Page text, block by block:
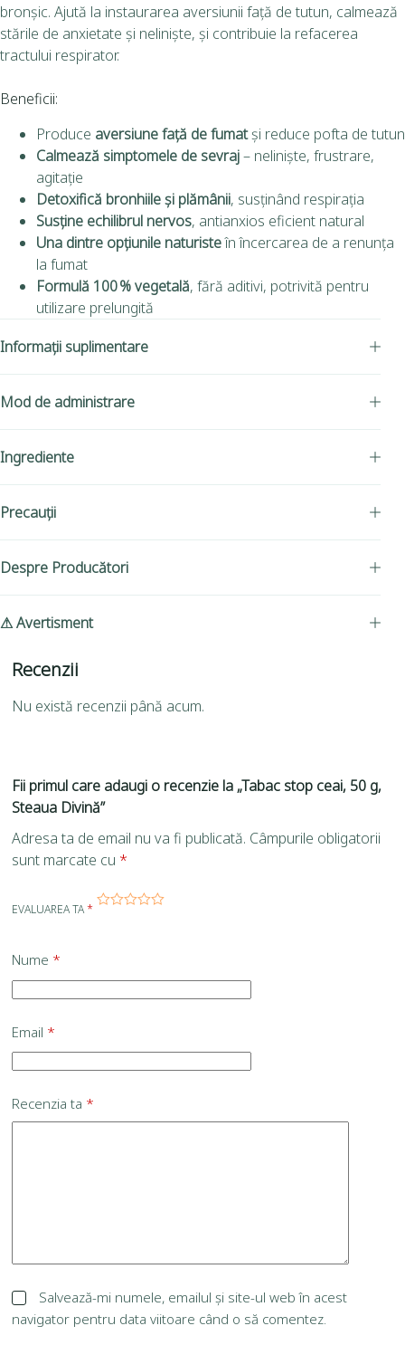
bronșic. Ajută la instaurarea aversiunii față de tutun, calmează
stările de anxietate și neliniște, și contribuie la refacerea
tractului respirator.
Beneficii:
Produce aversiune față de fumatși reduce pofta de tutun
Calmează simptomele de sevraj– neliniște, frustrare,
agitație
Detoxifică bronhiile și plămânii, susținând respirația
Susține echilibrul nervos, antianxios eficient natural
Una dintre opțiunile naturisteîn încercarea de a renunța
la fumat
Formulă 100 % vegetală, fără aditivi, potrivită pentru
utilizare prelungită
Informații suplimentare
Mod de administrare
Ingrediente
Precauții
Despre Producători
⚠ Avertisment
Recenzii
Nu există recenzii până acum.
Fii primul care adaugi o recenzie la „Tabac stop ceai, 50 g,
Steaua Divină”
Adresa ta de email nu va fi publicată. Câmpurile obligatorii
sunt marcate cu *
EVALUAREA TA*
Nume *
Email *
Recenzia ta *
Salvează-mi numele, emailul și site-ul web în acest
navigator pentru data viitoare când o să comentez.